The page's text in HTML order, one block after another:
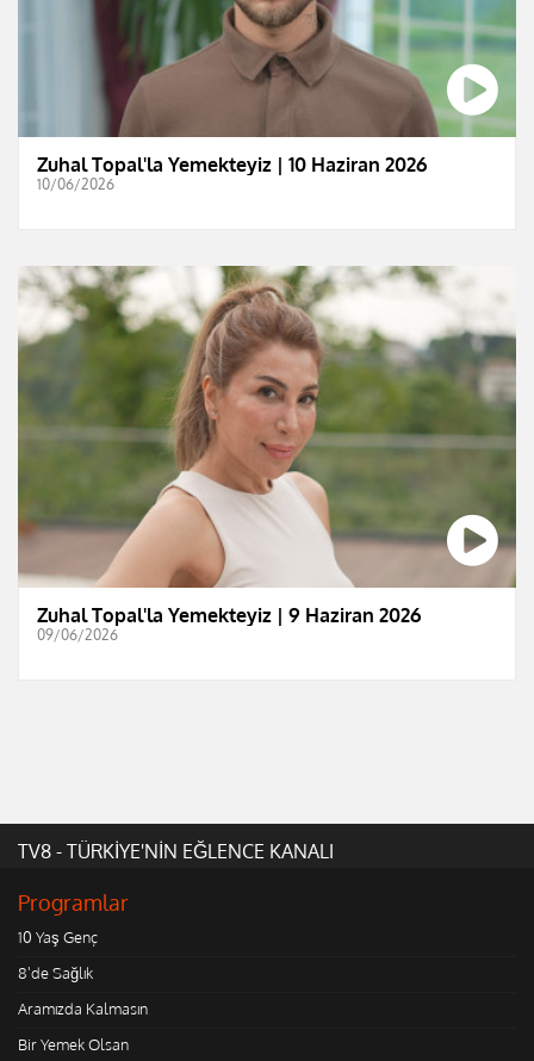
Zuhal Topal'la Yemekteyiz | 10 Haziran 2026
10/06/2026
Zuhal Topal'la Yemekteyiz | 9 Haziran 2026
09/06/2026
TV8 - TÜRKİYE'NİN EĞLENCE KANALI
Programlar
10 Yaş Genç
8'de Sağlık
Aramızda Kalmasın
Bir Yemek Olsan